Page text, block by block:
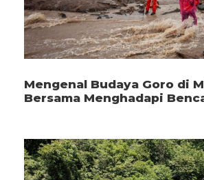
Mengenal Budaya Goro di
Bersama Menghadapi